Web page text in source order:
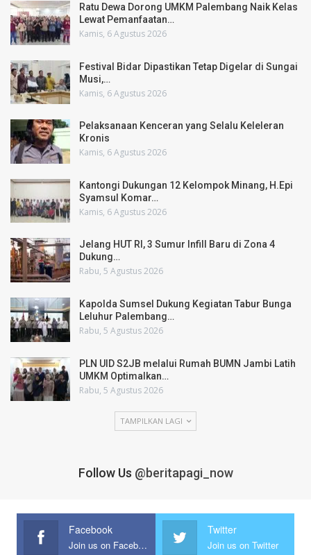
Ratu Dewa Dorong UMKM Palembang Naik Kelas
Lewat Pemanfaatan…
Kamis, 6 Agustus 2026
Festival Bidar Dipastikan Tetap Digelar di Sungai
Musi,…
Kamis, 6 Agustus 2026
Pelaksanaan Kenceran yang Selalu Keleleran
Kronis
Kamis, 6 Agustus 2026
Kantongi Dukungan 12 Kelompok Minang, H.Epi
Syamsul Komar…
Kamis, 6 Agustus 2026
Jelang HUT RI, 3 Sumur Infill Baru di Zona 4
Dukung…
Rabu, 5 Agustus 2026
Kapolda Sumsel Dukung Kegiatan Tabur Bunga
Leluhur Palembang…
Rabu, 5 Agustus 2026
PLN UID S2JB melalui Rumah BUMN Jambi Latih
UMKM Optimalkan…
Rabu, 5 Agustus 2026
TAMPILKAN LAGI
Follow Us @beritapagi_now
Facebook
Join us on Facebook
Twitter
Join us on Twitter